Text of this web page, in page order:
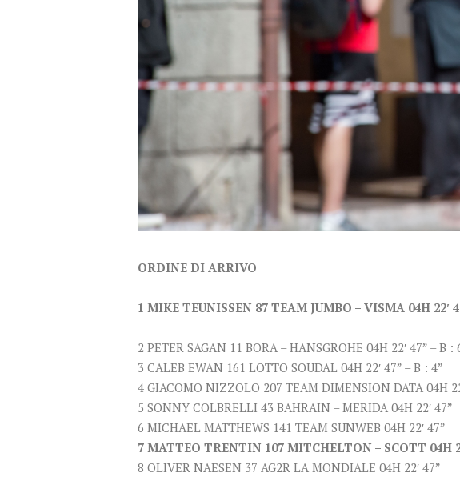
ORDINE DI ARRIVO
1 MIKE TEUNISSEN 87 TEAM JUMBO – VISMA 04H 22′
2 PETER SAGAN 11 BORA – HANSGROHE 04H 22′ 47” – B :
3 CALEB EWAN 161 LOTTO SOUDAL 04H 22′ 47” – B : 4”
4 GIACOMO NIZZOLO 207 TEAM DIMENSION DATA 04H
5 SONNY COLBRELLI 43 BAHRAIN – MERIDA 04H 22′ 47”
6 MICHAEL MATTHEWS 141 TEAM SUNWEB 04H 22′ 47”
7 MATTEO TRENTIN 107 MITCHELTON – SCOTT 04H
8 OLIVER NAESEN 37 AG2R LA MONDIALE 04H 22′ 47”